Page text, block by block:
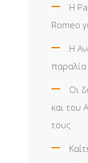
Η
Romeo
Η
παραλία
Οι
και του
τους